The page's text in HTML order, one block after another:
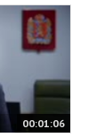
00:01:06